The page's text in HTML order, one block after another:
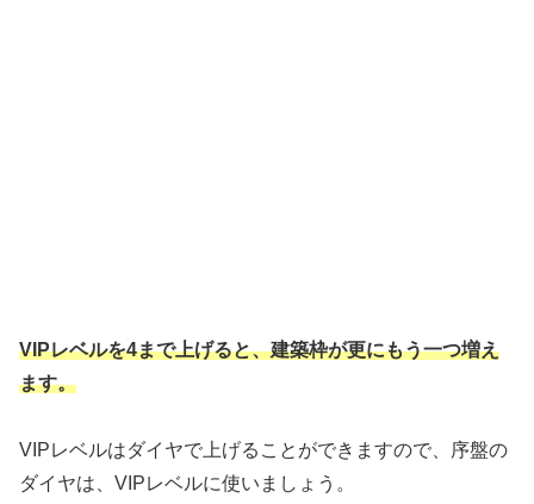
VIPレベルを4まで上げると、建築枠が更にもう一つ増え
ます。
VIPレベルはダイヤで上げることができますので、序盤の
ダイヤは、VIPレベルに使いましょう。